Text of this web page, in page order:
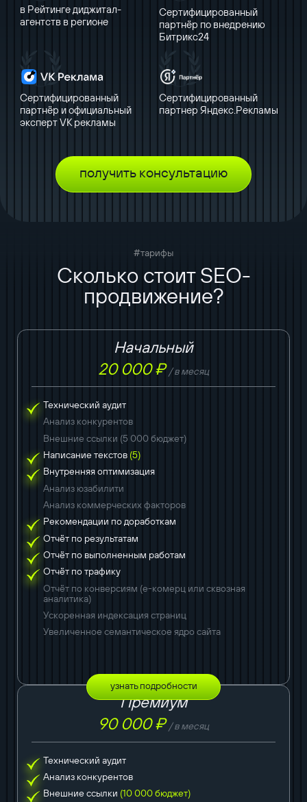
в Рейтинге диджитал-
агентств в регионе
Сертифицированный
партнёр по внедрению
Битрикс24
Сертифицированный
партнёр и официальный
эксперт VK рекламы
Сертифицированный
партнер Яндекс.Рекламы
получить консультацию
#тарифы
Сколько стоит SEO-
продвижение?
Начальный
20 000 ₽/ в месяц
Технический аудит
Анализ конкурентов
Внешние ссылки (5 000 бюджет)
Написание текстов (5)
Внутренняя оптимизация
Анализ юзабилити
Анализ коммерческих факторов
Рекомендации по доработкам
Отчёт по результатам
Отчёт по выполненным работам
Отчёт по трафику
Отчёт по конверсиям (е-комерц или сквозная
аналитика)
Ускоренная индексация страниц
Увеличенное семантическое ядро сайта
узнать подробности
Премиум
90 000 ₽/ в месяц
Технический аудит
Анализ конкурентов
Внешние ссылки (10 000 бюджет)